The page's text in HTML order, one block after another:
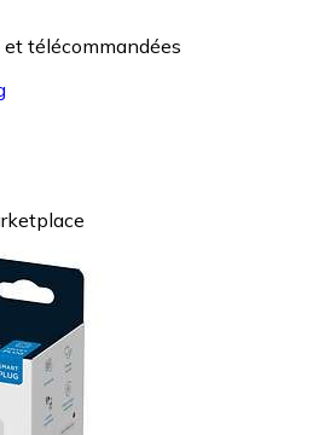
télécommandées